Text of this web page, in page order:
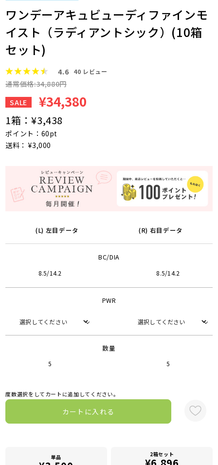
ワンデーアキュビューディファインモ
イスト（ラディアントシック）(10箱
セット)
4.6 40 レビュー
通常価格:34,880円
SALE
¥34,380
1箱：¥3,438
ポイント：60pt
送料： ¥3,000
(L) 左目データ (R) 右目データ
BC/DIA
8.5/14.2 8.5/14.2
PWR
数量
5 5
度数選択をしてカートに追加してください。
カートに入れる
単品 2箱セット